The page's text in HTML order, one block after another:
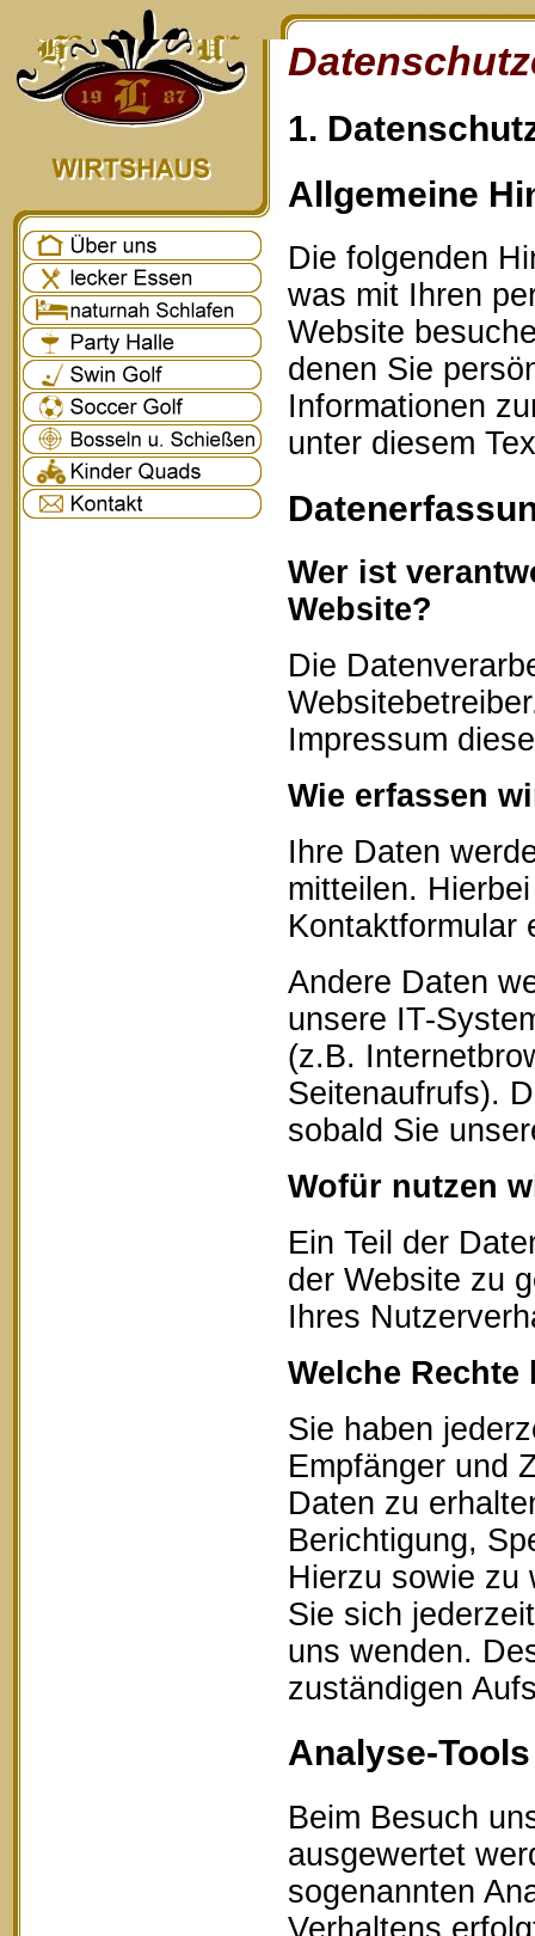
1.
Allgemeine
Die folgenden
was mit Ihren
Website
denen Sie
Informationen
unter diesem
Wer ist
Website?
Die
Impressum
Wie erfassen
Ihre Daten
mitteilen.
Kontaktformular
Andere Daten
unsere IT-
(z.B.
Seitenaufrufs).
sobald Sie
Wofür nutzen
Ein Teil der
der Website zu
Ihres
Welche
Sie haben
Empfänger und
Daten zu
Berichtigung,
Hierzu sowie zu
Sie sich
uns wenden.
zuständigen
Analyse-
Beim Besuch
ausgewertet
sogenannten
Verhaltens